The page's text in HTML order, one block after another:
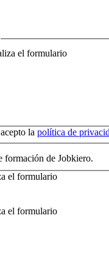
el formulario
la política de
formación de Jobkiero.
el formulario
el formulario